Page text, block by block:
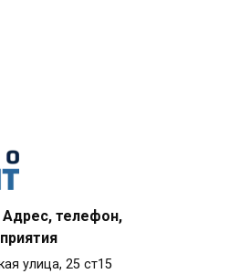
телефон,
улица, 25 ст15